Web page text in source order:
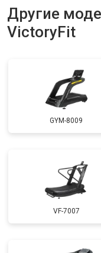
Другие
VictoryFit
GYM-8009
VF-7007